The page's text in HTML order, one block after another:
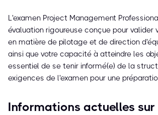
L'examen Project Management
évaluation rigoureuse conçue pour valider
en matière de pilotage et de direction
ainsi que votre capacité à atteindre les
essentiel de se tenir informé(e) de la
exigences de l'examen pour une
Informations actuelles sur